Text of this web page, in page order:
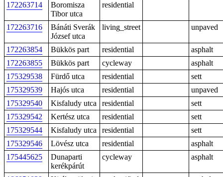
172263714
Boromisza
Tibor utca
residential
172263716
Bánáti Sverák
József utca
living_street unpaved
172263854 Bükkös part residential
asphalt
172263855
Bükkös part cycleway
asphalt
175329538
Fürdő utca residential
sett
175329539
Hajós utca residential
unpaved
175329540
Kisfaludy utca residential
sett
175329542
Kertész utca residential
sett
175329544
Kisfaludy utca residential
sett
175329546
Lövész utca residential
asphalt
175445625
Dunaparti
kerékpárút
cycleway asphalt